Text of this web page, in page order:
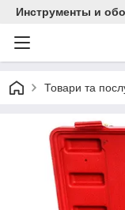
Инструменты и
Товари та